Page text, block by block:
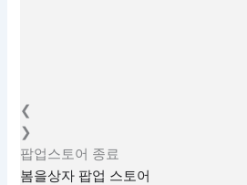
❮
❯
팝업스토어 종료
봄을상자 팝업 스토어